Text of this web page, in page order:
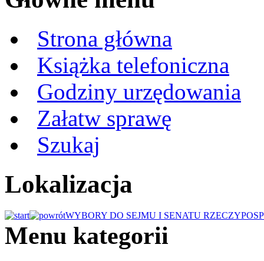
Strona główna
Książka telefoniczna
Godziny urzędowania
Załatw sprawę
Szukaj
Lokalizacja
WYBORY DO SEJMU I SENATU
Menu kategorii